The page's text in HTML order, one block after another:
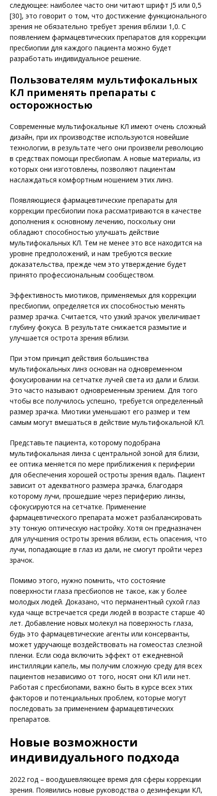
следующее: наиболее часто они читают шрифт J5 или 0,5
[30], это говорит о том, что достижение функционального
зрения не обязательно требует зрения вблизи 1,0. С
появлением фармацевтических препаратов для коррекции
пресбиопии для каждого пациента можно будет
разработать индивидуальное решение.
Пользователям мультифокальных
КЛ применять препараты с
осторожностью
Современные мультифокальные КЛ имеют очень сложный
дизайн, при их производстве используются новейшие
технологии, в результате чего они произвели революцию
в средствах помощи пресбиопам. А новые материалы, из
которых они изготовлены, позволяют пациентам
наслаждаться комфортным ношением этих линз.
Появляющиеся фармацевтические препараты для
коррекции пресбиопии пока рассматриваются в качестве
дополнения к основному лечению, поскольку они
обладают способностью улучшать действие
мультифокальных КЛ. Тем не менее это все находится на
уровне предположений, и нам требуются веские
доказательства, прежде чем это утверждение будет
принято профессиональным сообществом.
Эффективность миотиков, применяемых для коррекции
пресбиопии, определяется их способностью менять
размер зрачка. Считается, что узкий зрачок увеличивает
глубину фокуса. В результате снижается размытие и
улучшается острота зрения вблизи.
При этом принцип действия большинства
мультифокальных линз основан на одно­временном
фокусировании на сетчатке лучей света из дали и близи.
Это часто называют одновременным зрением. Для того
чтобы все получилось успешно, требуется определенный
размер зрачка. Миотики уменьшают его размер и тем
самым могут вмешаться в действие мультифокальной КЛ.
Представьте пациента, которому подобрана
мультифокальная линза с центральной зоной для близи,
ее оптика меняется по мере приближения к периферии
для обеспечения хорошей остроты зрения вдаль. Пациент
зависит от адекватного размера зрачка, благодаря
которому лучи, прошедшие через периферию линзы,
сфокусируются на сетчатке. Применение
фармацевтического препарата может разбалансировать
эту тонкую оптическую настройку. Хотя он предназначен
для улучшения остроты зрения вблизи, есть опасения, что
лучи, попадающие в глаз из дали, не смогут пройти через
зрачок.
Помимо этого, нужно помнить, что состояние
поверхности глаза пресбиопов не такое, как у более
молодых людей. Доказано, что перманентный сухой глаз
куда чаще встречается среди людей в возрасте старше 40
лет. Добавление новых молекул на поверхность глаза,
будь это фармацевтические агенты или консерванты,
может удручающе воздействовать на гомеостаз слезной
пленки. Если сюда включить эффект от ежедневной
инстилляции капель, мы получим сложную среду для всех
пациентов независимо от того, носят они КЛ или нет.
Работая с пресбиопами, важно быть в курсе всех этих
факторов и потенциальных проблем, которые могут
последовать за применением фармацевтических
препаратов.
Новые возможности
индивидуального подхода
2022 год – воодушевляющее время для сферы коррекции
зрения. Появились новые руководства о дезинфекции КЛ,